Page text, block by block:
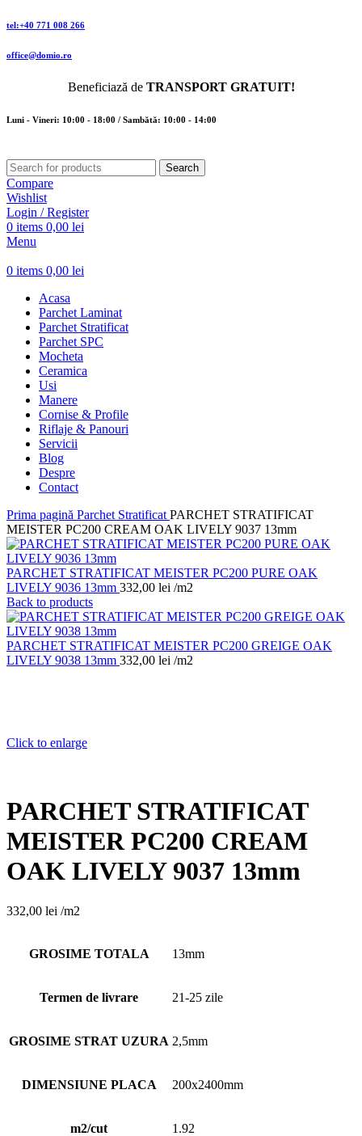
tel:+40 771 008 266
office@domio.ro
Beneficiază de TRANSPORT GRATUIT!
Luni - Vineri: 10:00 - 18:00 / Sambătă: 10:00 - 14:00
Search
Compare
Wishlist
Login / Register
0 items 0,00 lei
Menu
0 items 0,00 lei
Acasa
Parchet Laminat
Parchet Stratificat
Parchet SPC
Mocheta
Ceramica
Usi
Manere
Cornise & Profile
Riflaje & Panouri
Servicii
Blog
Despre
Contact
Prima pagină Parchet Stratificat PARCHET STRATIFICAT
MEISTER PC200 CREAM OAK LIVELY 9037 13mm
PARCHET STRATIFICAT MEISTER PC200 PURE OAK
LIVELY 9036 13mm 332,00 lei /m2
Back to products
PARCHET STRATIFICAT MEISTER PC200 GREIGE OAK
LIVELY 9038 13mm 332,00 lei /m2
Click to enlarge
PARCHET STRATIFICAT
MEISTER PC200 CREAM
OAK LIVELY 9037 13mm
332,00 lei /m2
GROSIME TOTALA 13mm
Termen de livrare 21-25 zile
GROSIME STRAT UZURA 2,5mm
DIMENSIUNE PLACA 200x2400mm
m2/cut 1.92